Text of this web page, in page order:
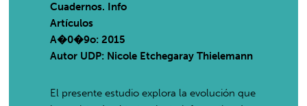
Cuadernos. Info
Artículos
A�0�9o: 2015
Autor UDP: Nicole Etchegaray Thielemann
El presente estudio explora la evolución que